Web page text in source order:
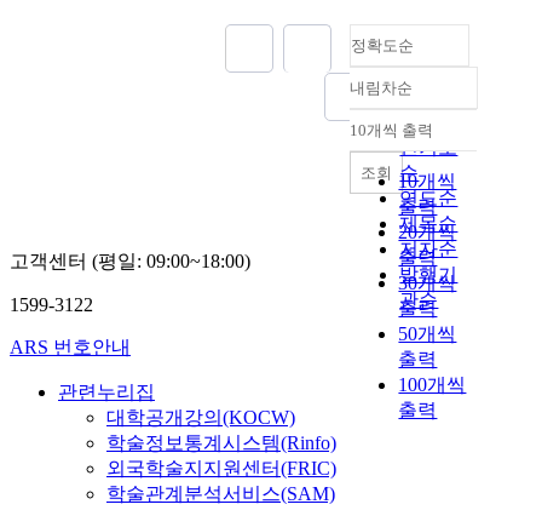
정확도순
정확도
순
인기도
순
연도순
제목순
저자순
발행기
관순
내림차순
내림차순
10개씩 출력
10개씩
출력
20개씩
출력
30개씩
출력
50개씩
출력
100개씩
출력
조회
고객센터 (평일: 09:00~18:00)
1599-3122
ARS 번호안내
관련누리집
대학공개강의(KOCW)
학술정보통계시스템(Rinfo)
외국학술지지원센터(FRIC)
학술관계분석서비스(SAM)